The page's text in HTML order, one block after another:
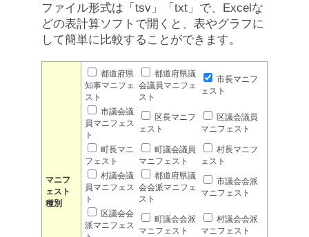
ファイル形式は「tsv」「txt」で、Excelな
どの表計算ソフトで開くと、表やグラフに
して簡単に比較することができます。
マニフ
ェスト
種別
都道府県
知事マニフェ
スト
都道府県議
会議員マニフェ
スト
市長マニフ
ェスト
市議会議
員マニフェス
ト
区長マニフ
ェスト
区議会議員
マニフェスト
町長マニ
フェスト
町議会議員
マニフェスト
村長マニフ
ェスト
村議会議
員マニフェス
ト
都道府県議
会会派マニフェ
スト
市議会会派
マニフェスト
区議会会
派マニフェス
町議会会派
マニフェスト
村議会会派
マニフェスト